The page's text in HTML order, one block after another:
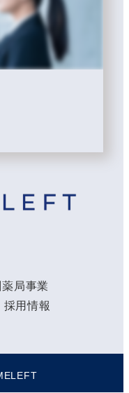
局事業
採用情報